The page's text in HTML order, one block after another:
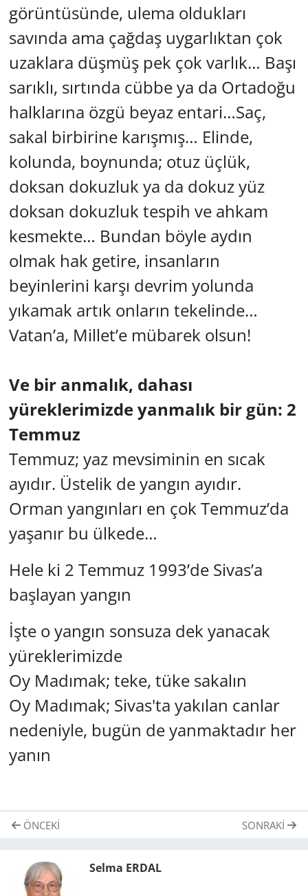
görüntüsünde, ulema oldukları
savında ama çağdaş uygarlıktan çok
uzaklara düşmüş pek çok varlık… Başı
sarıklı, sırtında cübbe ya da Ortadoğu
halklarına özgü beyaz entari…Saç,
sakal birbirine karışmış… Elinde,
kolunda, boynunda; otuz üçlük,
doksan dokuzluk ya da dokuz yüz
doksan dokuzluk tespih ve ahkam
kesmekte… Bundan böyle aydın
olmak hak getire, insanların
beyinlerini karşı devrim yolunda
yıkamak artık onların tekelinde…
Vatan’a, Millet’e mübarek olsun!
Ve bir anmalık, dahası
yüreklerimizde yanmalık bir gün: 2
Temmuz
Temmuz; yaz mevsiminin en sıcak
ayıdır. Üstelik de yangın ayıdır.
Orman yangınları en çok Temmuz’da
yaşanır bu ülkede…
Hele ki 2 Temmuz 1993’de Sivas’a
başlayan yangın
İşte o yangın sonsuza dek yanacak
yüreklerimizde
Oy Madımak; teke, tüke sakalın
Oy Madımak; Sivas'ta yakılan canlar
nedeniyle, bugün de yanmaktadır her
yanın
ÖNCEKI SONRAKI
Selma ERDAL